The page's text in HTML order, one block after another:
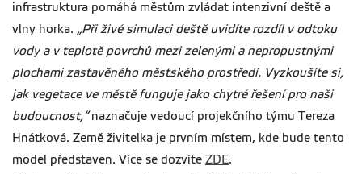
infrastruktura pomáhá městům zvládat intenzivní deště a
vlny horka. „Při živé simulaci deště uvidíte rozdíl v odtoku
vody a v teplotě povrchů mezi zelenými a nepropustnými
plochami zastavěného městského prostředí. Vyzkoušíte si,
jak vegetace ve městě funguje jako chytré řešení pro naši
budoucnost,“naznačuje vedoucí projekčního týmu Tereza
Hnátková. Země živitelka je prvním místem, kde bude tento
model představen. Více se dozvíte ZDE.